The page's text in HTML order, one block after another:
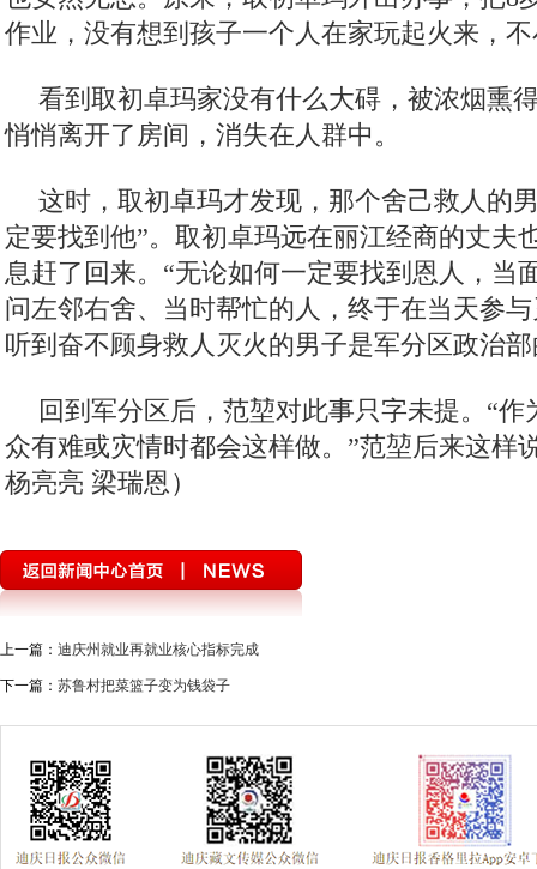
作业，没有想到孩子一个人在家玩起火来，
看到取初卓玛家没有什么大碍，被浓烟熏
悄悄离开了房间，消失在人群中。
这时，取初卓玛才发现，那个舍己救人的
定要找到他”。取初卓玛远在丽江经商的丈夫
息赶了回来。“无论如何一定要找到恩人，当
问左邻右舍、当时帮忙的人，终于在当天参
听到奋不顾身救人灭火的男子是军分区政治
回到军分区后，范堃对此事只字未提。“
众有难或灾情时都会这样做。”范堃后来这样
杨亮亮 梁瑞恩）
上一篇： 迪庆州就业再就业核心指标完成
下一篇： 苏鲁村把菜篮子变为钱袋子